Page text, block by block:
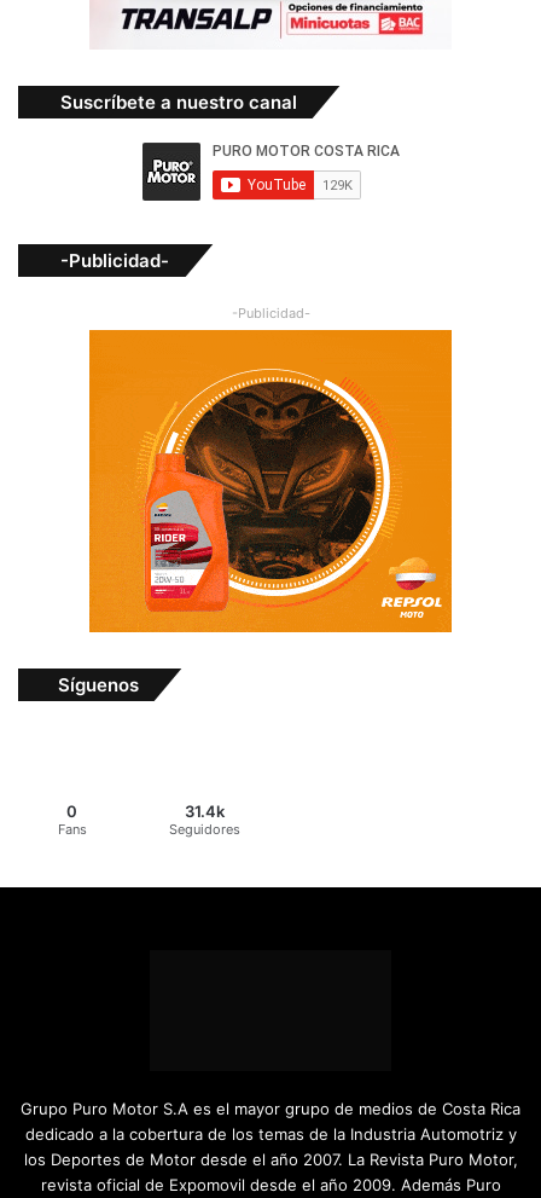
Suscríbete a nuestro canal
-Publicidad-
-Publicidad-
Síguenos
0
Fans
31.4k
Seguidores
Grupo Puro Motor S.A es el mayor grupo de medios de Costa Rica
dedicado a la cobertura de los temas de la Industria Automotriz y
los Deportes de Motor desde el año 2007. La Revista Puro Motor,
revista oficial de Expomovil desde el año 2009. Además Puro